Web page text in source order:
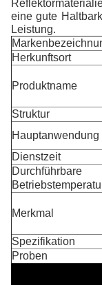
eine gute
Leistung.
Herkunftsort
Produktname
Struktur
Hauptanwendung
Dienstzeit
Durchführbare
Merkmal
Spezifikation
Proben